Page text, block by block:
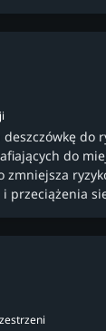
do
do
zmniejsza
przeciążenia